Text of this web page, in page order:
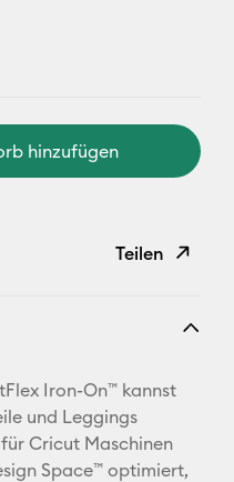
hinzufügen
Teilen
E-Mail-
Adresse
Pinterest
Iron-On™ kannst
und Leggings
Cricut Maschinen
Space™ optimiert,